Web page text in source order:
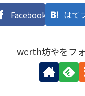
Facebook はて
worth坊やをフ